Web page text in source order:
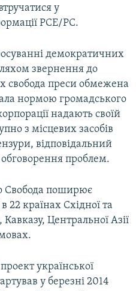
у
РСЕ/РС.
демократичних
звернення до
свобода преси обмежена
нормою громадського
надають своїй
з місцевих засобів
відповідальний
проблем.
Свобода поширює
22 країнах Східної та
Центральної Азії
української
у березні 2014